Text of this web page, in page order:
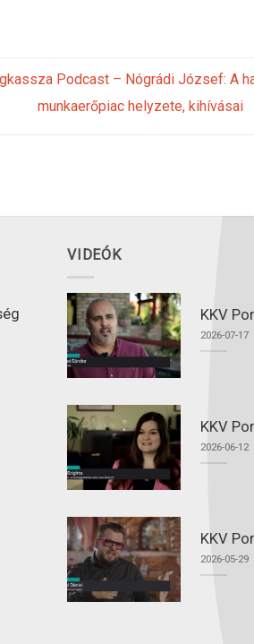
Podcast – Nógrádi József: A
munkaerőpiac helyzete, kihívásai
VIDEÓK
KKV
2026-07-17
KKV
2026-06-12
KKV
2026-05-29